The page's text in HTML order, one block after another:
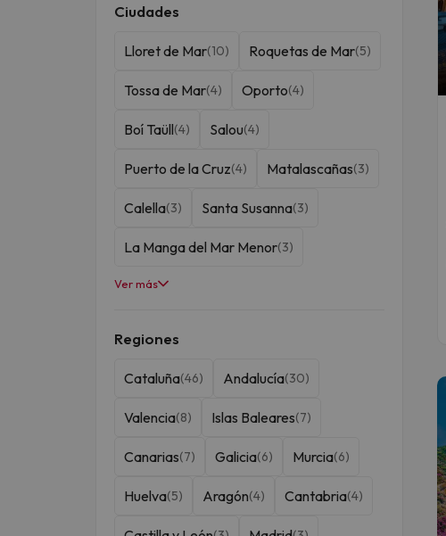
Ciudades
Lloret de Mar(10) Roquetas de Mar(5)
Tossa de Mar(4) Oporto(4)
Boí Taüll(4) Salou(4)
Puerto de la Cruz(4) Matalascañas(3)
Calella(3) Santa Susanna(3)
La Manga del Mar Menor(3)
Granada
Ver más
Regiones
Cataluña(46) Andalucía(30)
Valencia(8) Islas Baleares(7)
Canarias(7) Galicia(6) Murcia(6)
Huelva(5) Aragón(4) Cantabria(4)